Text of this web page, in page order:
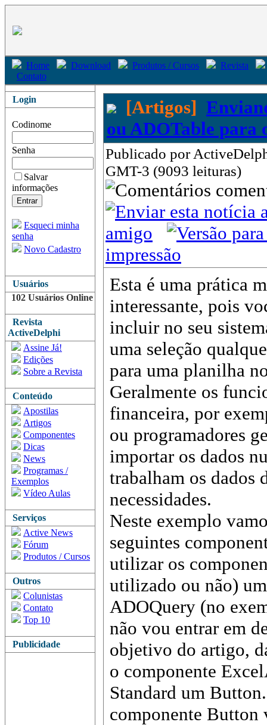
Home Download Produtos / Cursos
Revista
Contato
Login
Codinome
Senha
Salvar
informações
Esqueci minha
senha
Novo Cadastro
Usuários
102 Usuários Online
Revista
ActiveDelphi
Assine Já!
Edições
Sobre a Revista
Conteúdo
Apostilas
Artigos
Componentes
Dicas
News
Programas /
Exemplos
Vídeo Aulas
Serviços
Active News
Fórum
Produtos / Cursos
Outros
Colunistas
Contato
Top 10
Publicidade
[Artigos]
ou ADOTable para
Publicado por
GMT-3 (9093 leituras)
amigo
impressão
Esta é uma prática
interessante, pois
incluir no seu
uma seleção
para uma planilha
Geralmente os
financeira, por
ou programadores
importar os dados
trabalham os dados
necessidades.
Neste exemplo
seguintes
utilizar os
utilizado ou não)
ADOQuery (no
não vou entrar em
objetivo do artigo,
o componente
Standard um
componente Button